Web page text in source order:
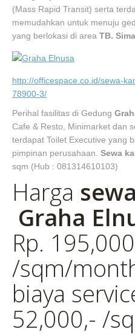
(Mass Rapid Transit) serta
memudahkan untuk menuju
yang berlokasi di area TB.
http://officespace.co.id/sewa-
78900-3/
Perihal fasilitas di Gedung
Cafe & Resto, Minimarket dan
terdapat Toilet Executive yang
pimpinan perusahaan. Sewa
sqm (Hub : 081314610103)
Harga
Graha
Rp.
/sqm/
biaya
52,000,- /